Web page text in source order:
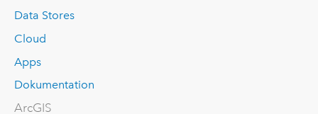
Data Stores
Cloud
Apps
Dokumentation
ArcGIS